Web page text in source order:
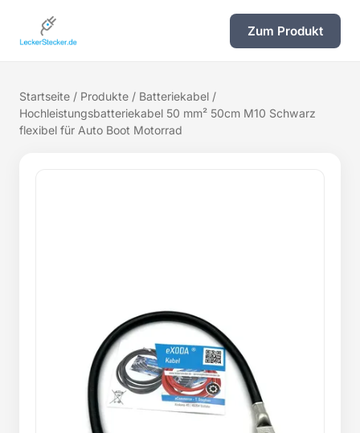
Zum Produkt
Startseite / Produkte / Batteriekabel /
Hochleistungsbatteriekabel 50 mm² 50cm M10 Schwarz
flexibel für Auto Boot Motorrad